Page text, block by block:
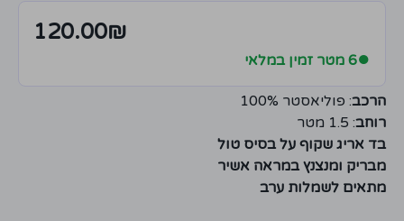
120.00₪
●6 מטר זמין במלאי
הרכב: פוליאסטר 100%
רוחב: 1.5 מטר
בד אריג שקוף על בסיס טול
מבריק ומנצנץ במראה אשיר
מתאים לשמלות ערב